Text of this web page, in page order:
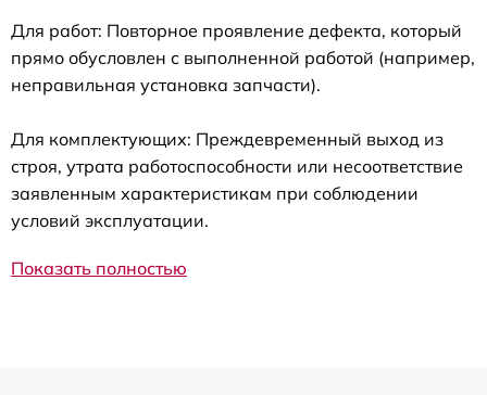
Для работ: Повторное проявление дефекта, который
прямо обусловлен с выполненной работой (например,
неправильная установка запчасти).
Для комплектующих: Преждевременный выход из
строя, утрата работоспособности или несоответствие
заявленным характеристикам при соблюдении
условий эксплуатации.
Показать полностью